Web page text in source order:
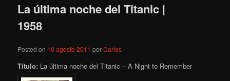
La última noche del Titanic |
1958
Posted on 10 agosto 2011 porCarlos
Título: La última noche del Titanic – A Night to Remember